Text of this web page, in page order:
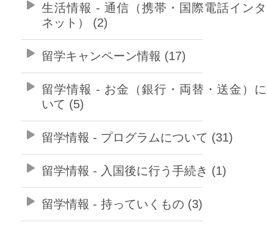
生活情報 - 通信（携帯・国際電話イン
ネット） (2)
留学キャンペーン情報 (17)
留学情報 - お金（銀行・両替・送金）
いて (5)
留学情報 - プログラムについて (31)
留学情報 - 入国後に行う手続き (1)
留学情報 - 持っていくもの (3)